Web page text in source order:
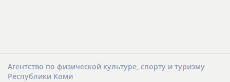
Агентство по физической культуре, спорту и туризму
Республики Коми